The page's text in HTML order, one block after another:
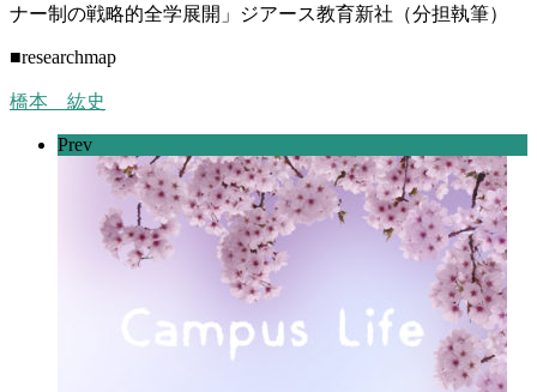
ナー制の戦略的全学展開」ジアース教育新社（分担執筆）
■researchmap
橋本 紘史
Prev